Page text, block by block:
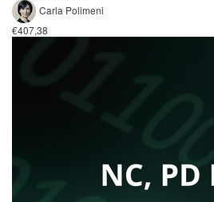
Carla Polimeni
€407,38